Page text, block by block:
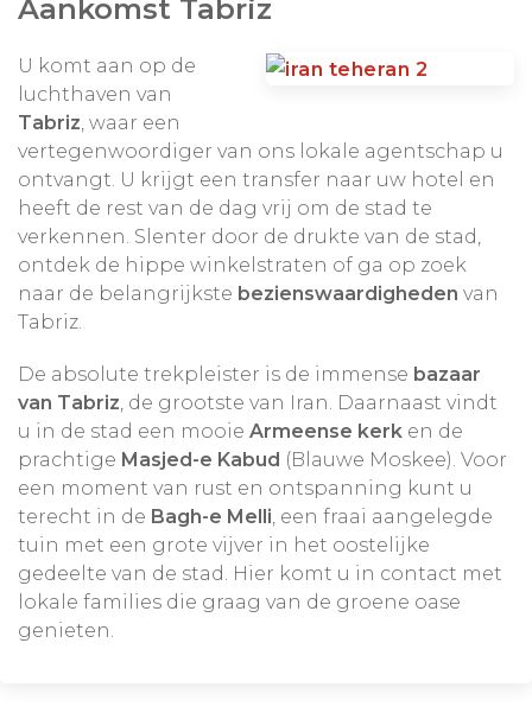
Aankomst Tabriz
U komt aan op de
luchthaven van
Tabriz , waar een
vertegenwoordiger van ons lokale agentschap u
ontvangt. U krijgt een transfer naar uw hotel en
heeft de rest van de dag vrij om de stad te
verkennen. Slenter door de drukte van de stad,
ontdek de hippe winkelstraten of ga op zoek
naar de belangrijkste bezienswaardigheden van
Tabriz.
De absolute trekpleister is de immense bazaar
van Tabriz , de grootste van Iran. Daarnaast vindt
u in de stad een mooie Armeense kerk en de
prachtige Masjed-e Kabud (Blauwe Moskee). Voor
een moment van rust en ontspanning kunt u
terecht in de Bagh-e Melli , een fraai aangelegde
tuin met een grote vijver in het oostelijke
gedeelte van de stad. Hier komt u in contact met
lokale families die graag van de groene oase
genieten.